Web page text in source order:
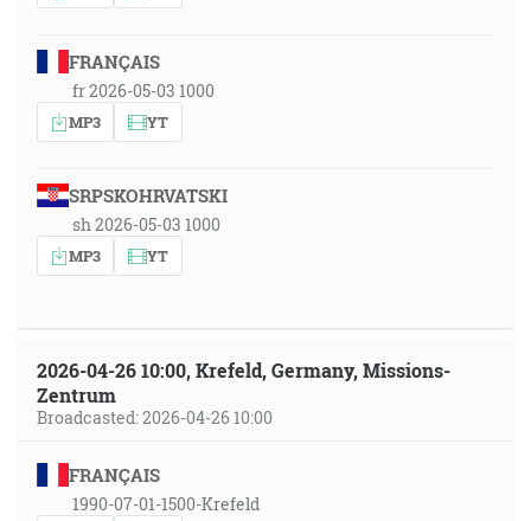
FRANÇAIS
fr 2026-05-03 1000
MP3 YT
SRPSKOHRVATSKI
sh 2026-05-03 1000
MP3 YT
2026-04-26 10:00, Krefeld, Germany, Missions-
Zentrum
Broadcasted: 2026-04-26 10:00
FRANÇAIS
1990-07-01-1500-Krefeld